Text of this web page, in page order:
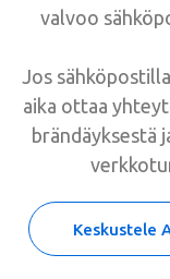
valvoo
Jos
aika ottaa
brändäyksestä
Keskustele